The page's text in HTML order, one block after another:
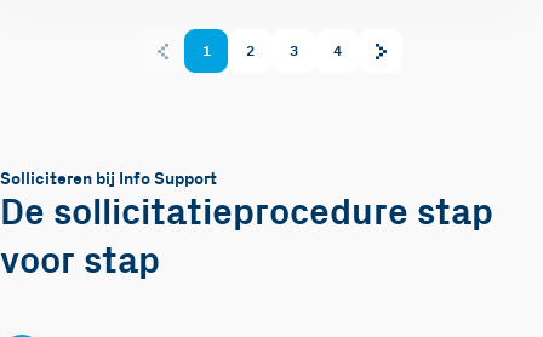
1 2 3 4
Solliciteren bij Info Support
De sollicitatieprocedure stap
voor stap